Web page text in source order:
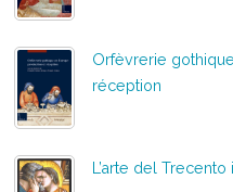
Orfèvrerie
réception
L’arte del Trecento